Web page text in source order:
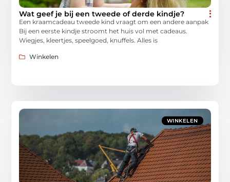
Wat geef je bij een tweede of derde kindje?
Een kraamcadeau tweede kind vraagt om een andere aanpak
Bij een eerste kindje stroomt het huis vol met cadeaus.
Wiegjes, kleertjes, speelgoed, knuffels. Alles is
Winkelen
WINKELEN